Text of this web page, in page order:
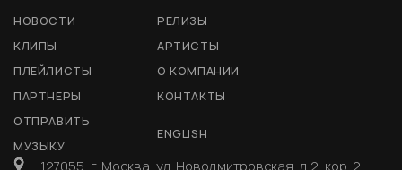
НОВОСТИ
РЕЛИЗЫ
КЛИПЫ
АРТИСТЫ
ПЛЕЙЛИСТЫ
О КОМПАНИИ
ПАРТНЕРЫ
КОНТАКТЫ
ОТПРАВИТЬ
МУЗЫКУ
ENGLISH
127055, г. Москва, ул. Новодмитровская, д 2, кор. 2